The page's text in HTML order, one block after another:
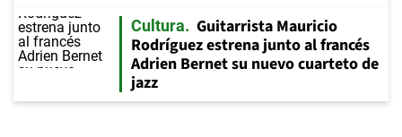
Cultura
Guitarrista Mauricio
Rodríguez estrena junto al francés
Adrien Bernet su nuevo cuarteto de
jazz